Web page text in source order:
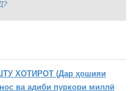
ХОТИРОТ (Дар ҳошияи
ва адиби пуркори миллӣ